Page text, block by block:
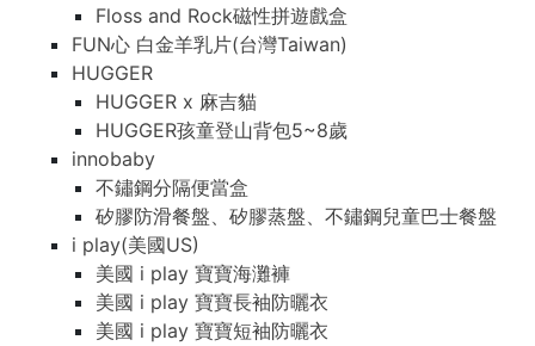
Floss and Rock磁性拼遊戲盒
FUN心 白金羊乳片(台灣Taiwan)
HUGGER
HUGGER x 麻吉貓
HUGGER孩童登山背包5~8歲
innobaby
不鏽鋼分隔便當盒
矽膠防滑餐盤、矽膠蒸盤、不鏽鋼兒童巴士餐盤
i play(美國US)
美國 i play 寶寶海灘褲
美國 i play 寶寶長袖防曬衣
美國 i play 寶寶短袖防曬衣